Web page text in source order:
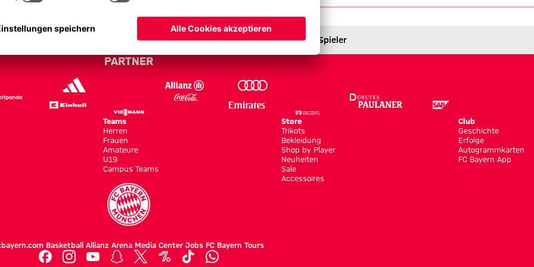
- Bundesliga 25/26
Spieler
PARTNER
Teams
Herren
Frauen
Amateure
U19
Campus Teams
Store
Trikots
Bekleidung
Shop by Player
Neuheiten
Sale
Accessoires
Club
Geschichte
Erfolge
Autogrammkarten
FC Bayern App
Basketball Allianz Arena Media Center Jobs FC Bayern Tours